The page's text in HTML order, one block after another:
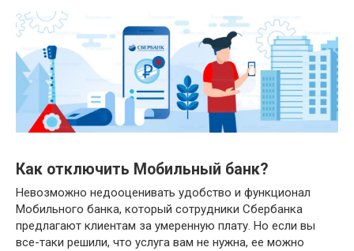
Как отключить Мобильный банк?
Невозможно недооценивать удобство и функционал
Мобильного банка, который сотрудники Сбербанка
предлагают клиентам за умеренную плату. Но если вы
все-таки решили, что услуга вам не нужна, ее можно